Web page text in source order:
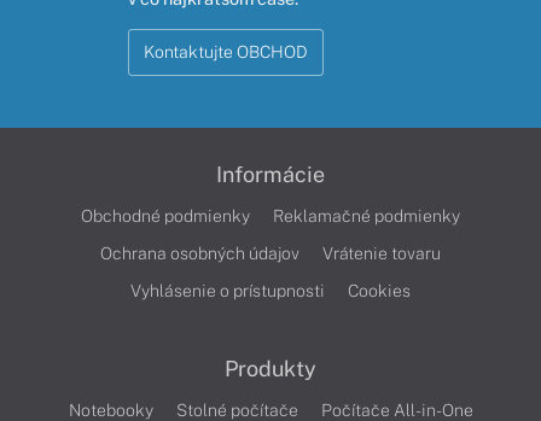
Kontaktujte OBCHOD
Informácie
Obchodné podmienky
Reklamačné podmienky
Ochrana osobných údajov
Vrátenie tovaru
Vyhlásenie o prístupnosti
Cookies
Produkty
Notebooky Stolné počítače
Počítače All-in-One